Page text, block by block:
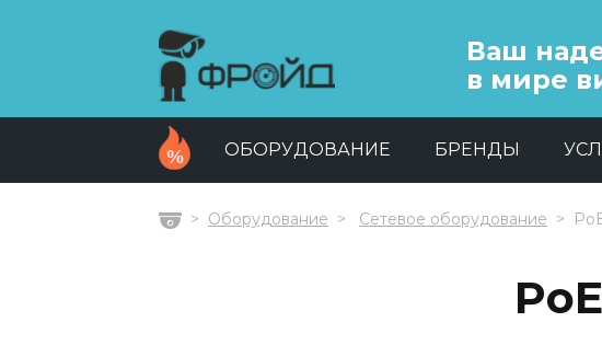
Ваш
в мире
ОБОРУДОВАНИЕ БРЕНДЫ
ГлавнаяОборудование Сетевое оборудование